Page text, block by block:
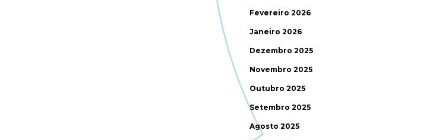
Fevereiro 2026
Janeiro 2026
Dezembro 2025
Novembro 2025
Outubro 2025
Setembro 2025
Agosto 2025